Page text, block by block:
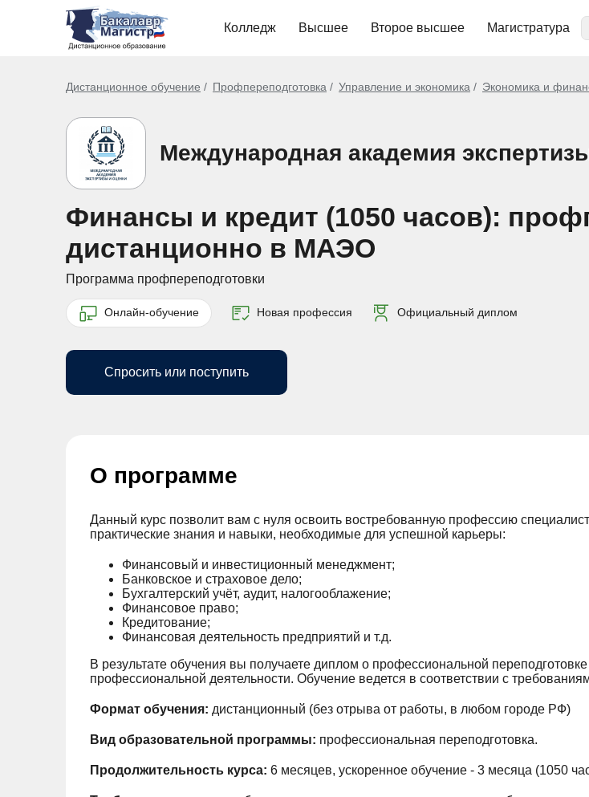
Колледж Высшее Второе высшее Магистратура
Дистанционное обучение Профпереподготовка Управление и экономика Экономика и
Международная академия
Финансы и кредит (1050 часов):
дистанционно в МАЭО
Программа профпереподготовки
Онлайн-обучение Новая профессия Официальный диплом
Спросить или поступить
О программе
Данный курс позволит вам с нуля освоить востребованную профессию
практические знания и навыки, необходимые для успешной карьеры:
Финансовый и инвестиционный менеджмент;
Банковское и страховое дело;
Бухгалтерский учёт, аудит, налогооблажение;
Финансовое право;
Кредитование;
Финансовая деятельность предприятий и т.д.
В результате обучения вы получаете диплом о профессиональной
профессиональной деятельности. Обучение ведется в соответствии с
Формат обучения: дистанционный (без отрыва от работы, в любом городе РФ)
Вид образовательной программы: профессиональная переподготовка.
Продолжительность курса: 6 месяцев, ускоренное обучение - 3 месяца (1050